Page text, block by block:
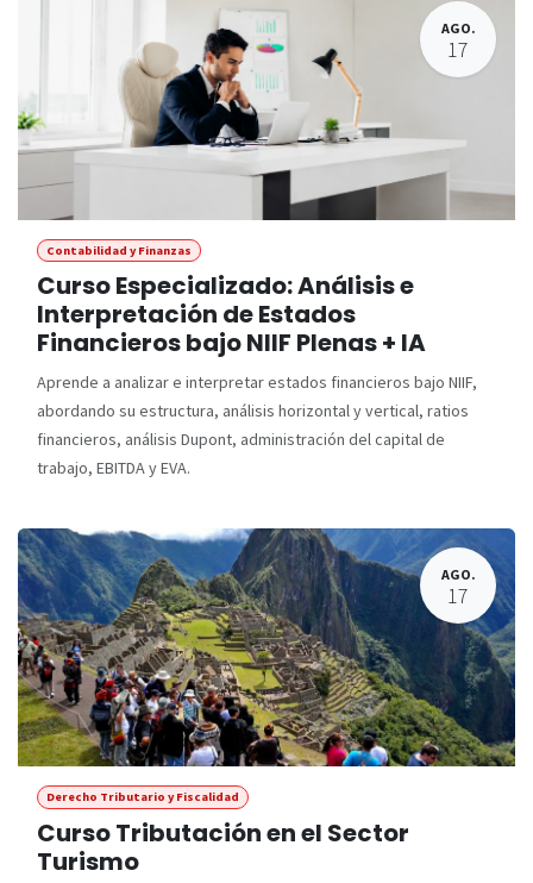
AGO.
17
Contabilidad y Finanzas
Curso Especializado: Análisis e
Interpretación de Estados
Financieros bajo NIIF Plenas + IA
Aprende a analizar e interpretar estados financieros bajo NIIF,
abordando su estructura, análisis horizontal y vertical, ratios
financieros, análisis Dupont, administración del capital de
trabajo, EBITDA y EVA.
AGO.
17
Derecho Tributario y Fiscalidad
Curso Tributación en el Sector
Turismo